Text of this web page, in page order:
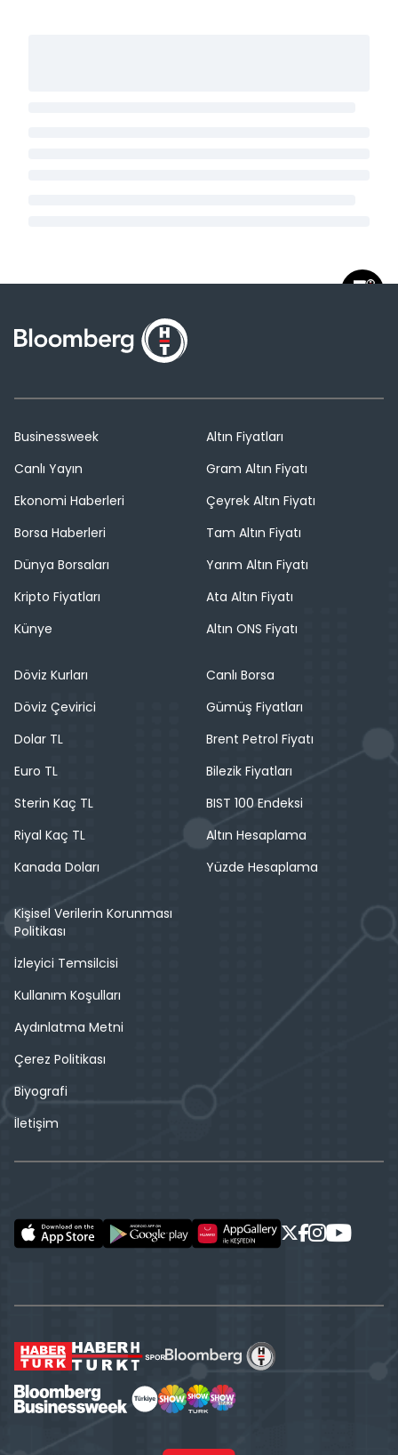
Businessweek
Canlı Yayın
Ekonomi Haberleri
Borsa Haberleri
Dünya Borsaları
Kripto Fiyatları
Künye
Altın Fiyatları
Gram Altın Fiyatı
Çeyrek Altın Fiyatı
Tam Altın Fiyatı
Yarım Altın Fiyatı
Ata Altın Fiyatı
Altın ONS Fiyatı
Döviz Kurları
Döviz Çevirici
Dolar TL
Euro TL
Sterin Kaç TL
Riyal Kaç TL
Kanada Doları
Canlı Borsa
Gümüş Fiyatları
Brent Petrol Fiyatı
Bilezik Fiyatları
BIST 100 Endeksi
Altın Hesaplama
Yüzde Hesaplama
Kişisel Verilerin Korunması
Politikası
İzleyici Temsilcisi
Kullanım Koşulları
Aydınlatma Metni
Çerez Politikası
Biyografi
İletişim